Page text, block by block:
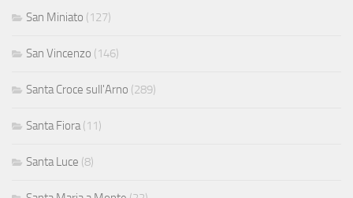
San Miniato (127)
San Vincenzo (146)
Santa Croce sull'Arno (289)
Santa Fiora (11)
Santa Luce (8)